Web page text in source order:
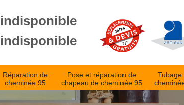
indisponible
indisponible
Réparation de
cheminée 95
Pose et réparation de
chapeau de cheminée 95
Tubage